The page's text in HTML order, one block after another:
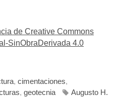
de Creative Commons
SinObraDerivada 4.0
, cimentaciones,
, geotecnia
Augusto H.